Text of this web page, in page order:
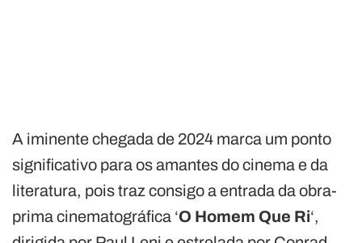
A iminente chegada de 2024 marca um ponto
significativo para os amantes do cinema e da
literatura, pois traz consigo a entrada da obra-
prima cinematográfica ‘O Homem Que Ri‘,